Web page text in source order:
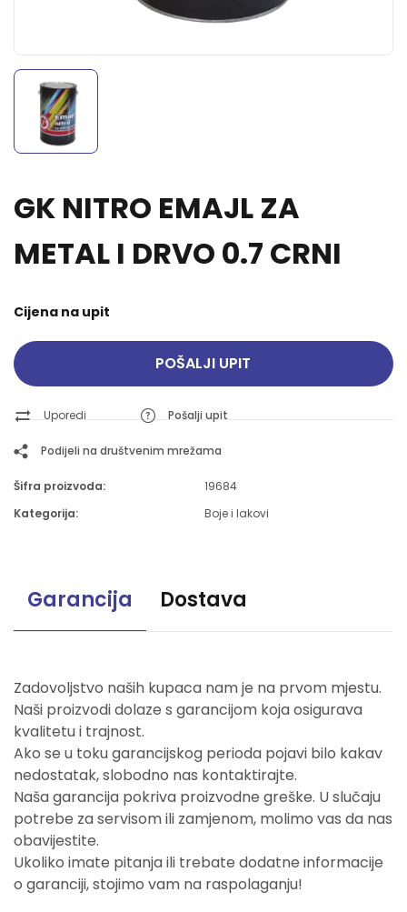
GK NITRO EMAJL ZA
METAL I DRVO 0.7 CRNI
Cijena na upit
POŠALJI UPIT
Uporedi Pošalji upit
Podijeli na društvenim mrežama
Šifra proizvoda:
19684
Kategorija:
Boje i lakovi
Garancija Dostava
Zadovoljstvo naših kupaca nam je na prvom mjestu.
Naši proizvodi dolaze s garancijom koja osigurava
kvalitetu i trajnost.
Ako se u toku garancijskog perioda pojavi bilo kakav
nedostatak, slobodno nas kontaktirajte.
Naša garancija pokriva proizvodne greške. U slučaju
potrebe za servisom ili zamjenom, molimo vas da nas
obavijestite.
Ukoliko imate pitanja ili trebate dodatne informacije
o garanciji, stojimo vam na raspolaganju!